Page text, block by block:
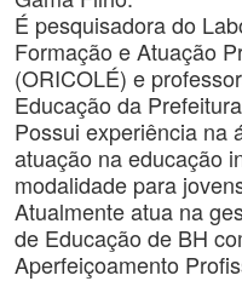
É pesquisadora do
Formação e Atuação
(ORICOLÉ) e
Educação da
Possui experiência na
atuação na educação
modalidade para
Atualmente atua na
de Educação de BH
Aperfeiçoamento